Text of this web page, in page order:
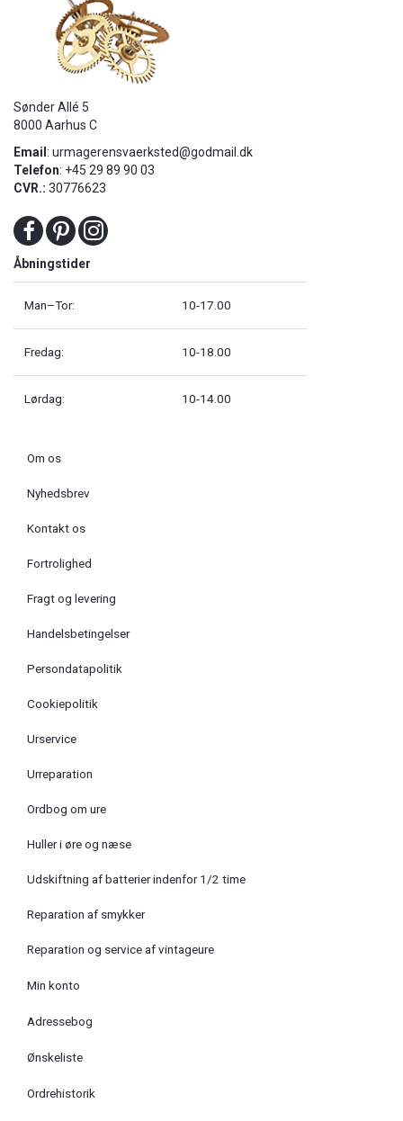
Sønder Allé 5
8000 Aarhus C
Email : urmagerensvaerksted@godmail.dk
Telefon: +45 29 89 90 03
CVR.: 30776623
Åbningstider
Man–Tor: 10-17.00
Fredag: 10-18.00
Lørdag: 10-14.00
Om os
Nyhedsbrev
Kontakt os
Fortrolighed
Fragt og levering
Handelsbetingelser
Persondatapolitik
Cookiepolitik
Urservice
Urreparation
Ordbog om ure
Huller i øre og næse
Udskiftning af batterier indenfor 1/2 time
Reparation af smykker
Reparation og service af vintageure
Min konto
Adressebog
Ønskeliste
Ordrehistorik